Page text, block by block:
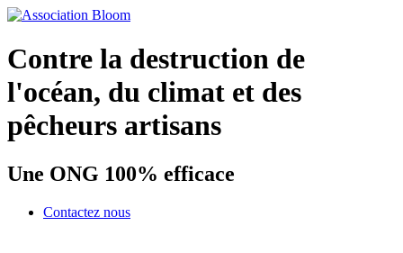
Contre la destruction de
l'océan, du climat et des
pêcheurs artisans
Une ONG 100% efficace
Contactez nous